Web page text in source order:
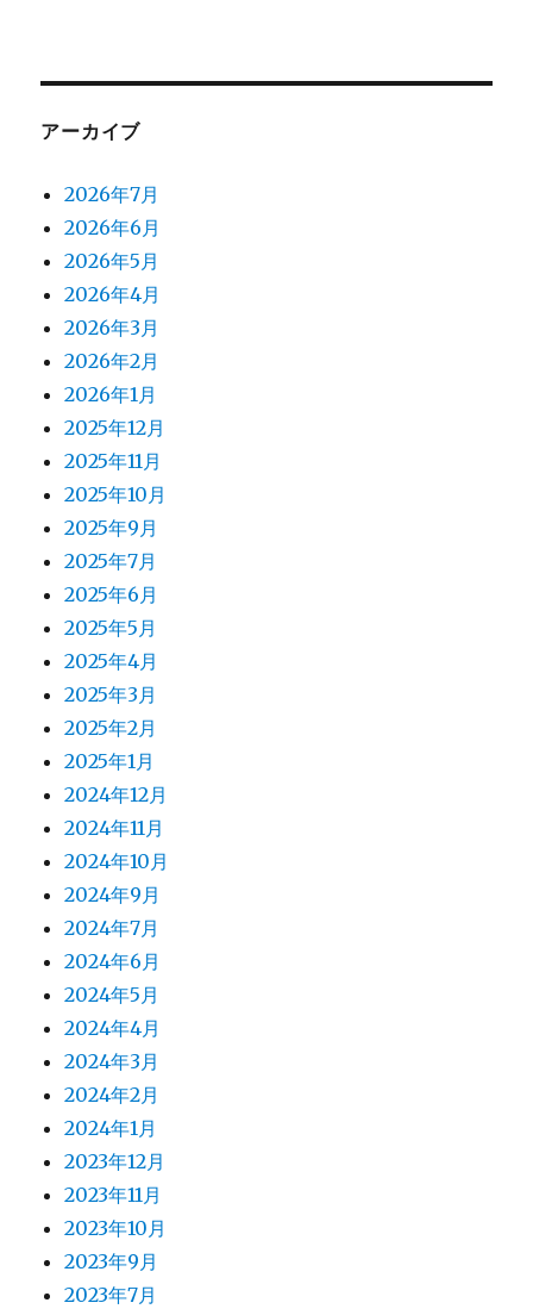
アーカイブ
2026年7月
2026年6月
2026年5月
2026年4月
2026年3月
2026年2月
2026年1月
2025年12月
2025年11月
2025年10月
2025年9月
2025年7月
2025年6月
2025年5月
2025年4月
2025年3月
2025年2月
2025年1月
2024年12月
2024年11月
2024年10月
2024年9月
2024年7月
2024年6月
2024年5月
2024年4月
2024年3月
2024年2月
2024年1月
2023年12月
2023年11月
2023年10月
2023年9月
2023年7月